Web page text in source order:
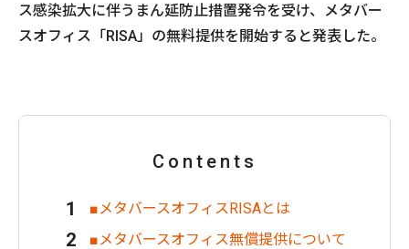
ス感染拡大に伴うまん延防止措置発令を受け、メタバー
スオフィス「RISA」の無料提供を開始すると発表した。
Contents
■メタバースオフィスRISAとは
■メタバースオフィス無償提供について